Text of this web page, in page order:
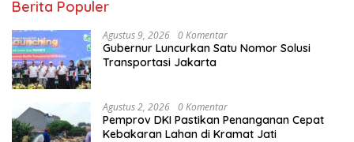
Berita Populer
Agustus 9, 2026 0 Komentar
Gubernur Luncurkan Satu Nomor Solusi
Transportasi Jakarta
Agustus 2, 2026 0 Komentar
Pemprov DKI Pastikan Penanganan Cepat
Kebakaran Lahan di Kramat Jati